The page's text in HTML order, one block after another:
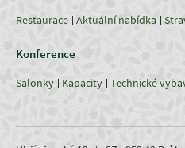
Restaurace Aktuální nabídka
Konference
Salonky Kapacity Technické